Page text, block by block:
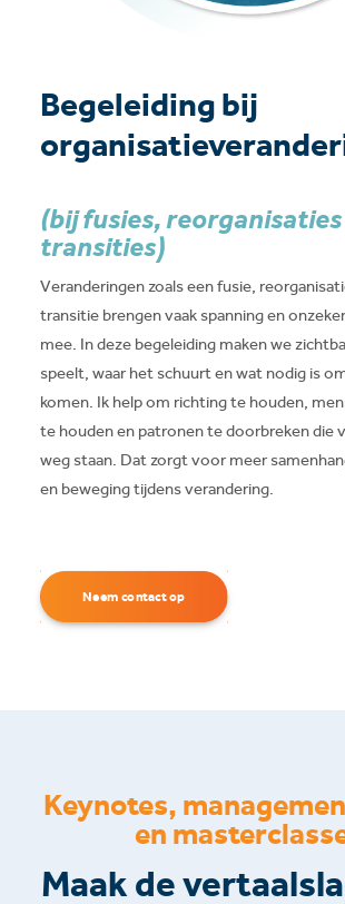
Begeleiding bij
(bij fusies, reorganisaties
transities)
Veranderingen zoals een fusie,
transitie brengen vaak spanning en
mee. In deze begeleiding maken we
speelt, waar het schuurt en wat nodig is
komen. Ik help om richting te houden,
te houden en patronen te doorbreken die
weg staan. Dat zorgt voor meer
en beweging tijdens verandering.
Neem contact op
Keynotes,
en
Maak de